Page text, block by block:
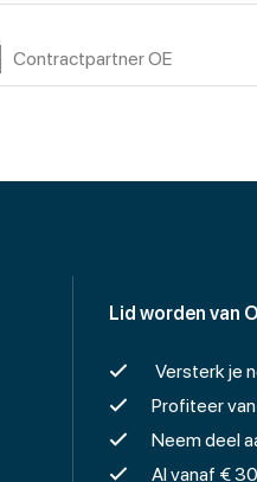
Contractpartner OE
Lid worden van
Versterk je
Profiteer
Neem deel
Al vanaf €